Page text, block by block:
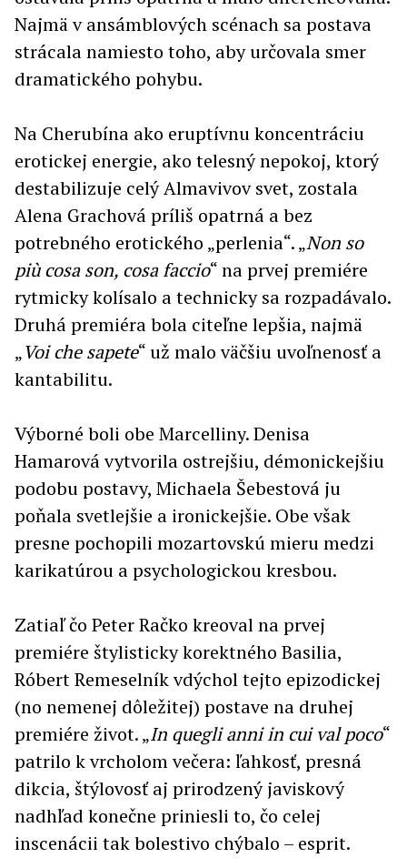
Najmä v ansámblových scénach sa postava
strácala namiesto toho, aby určovala smer
dramatického pohybu.
Na Cherubína ako eruptívnu koncentráciu
erotickej energie, ako telesný nepokoj, ktorý
destabilizuje celý Almavivov svet, zostala
Alena Grachová príliš opatrná a bez
potrebného erotického „perlenia“. „Non so
più cosa son, cosa faccio“ na prvej premiére
rytmicky kolísalo a technicky sa rozpadávalo.
Druhá premiéra bola citeľne lepšia, najmä
„Voi che sapete“ už malo väčšiu uvoľnenosť a
kantabilitu.
Výborné boli obe Marcelliny. Denisa
Hamarová vytvorila ostrejšiu, démonickejšiu
podobu postavy, Michaela Šebestová ju
poňala svetlejšie a ironickejšie. Obe však
presne pochopili mozartovskú mieru medzi
karikatúrou a psychologickou kresbou.
Zatiaľ čo Peter Račko kreoval na prvej
premiére štylisticky korektného Basilia,
Róbert Remeselník vdýchol tejto epizodickej
(no nemenej dôležitej) postave na druhej
premiére život. „In quegli anni in cui val poco“
patrilo k vrcholom večera: ľahkosť, presná
dikcia, štýlovosť aj prirodzený javiskový
nadhľad konečne priniesli to, čo celej
inscenácii tak bolestivo chýbalo – esprit.